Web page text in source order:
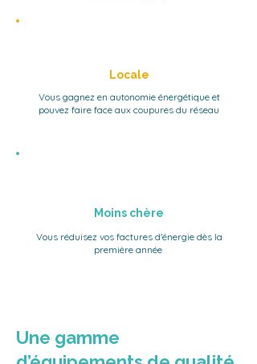
Locale
Vous gagnez en autonomie énergétique et
pouvez faire face aux coupures du réseau
Moins chère
Vous réduisez vos factures d'énergie dès la
première année
Une gamme